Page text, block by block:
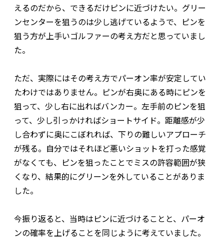
えるのだから、できるだけピンに近づけたい。グリー
ンセンターを狙うのは少し逃げているようで、ピンを
狙う方が上手いゴルファーの考え方だと思っていまし
た。
ただ、実際にはその考え方でパーオン率が安定してい
たわけではありません。ピンが右奥にある時にピンを
狙って、少し右に出ればバンカー。左手前のピンを狙
って、少し引っかければショートサイド。距離感が少
し合わずに奥にこぼれれば、下りの難しいアプローチ
が残る。自分ではそれほど悪いショットを打った感覚
がなくても、ピンを狙ったことでミスの許容範囲が狭
くなり、結果的にグリーンを外していることがありま
した。
今振り返ると、当時はピンに近づけることと、パーオ
ンの確率を上げることを同じように考えていました。